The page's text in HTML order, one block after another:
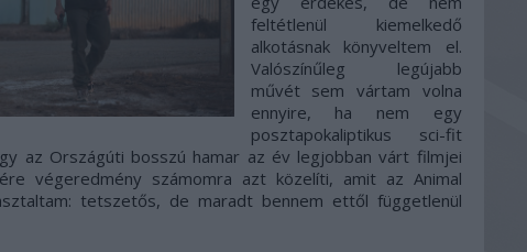
feltétlenül kiemelkedő
alkotásnak könyveltem el.
Valószínűleg legújabb
művét sem vártam volna
ennyire, ha nem egy
posztapokaliptikus sci-fit
az Országúti bosszú hamar az év legjobban várt filmjei
végeredmény számomra azt közelíti, amit az Animal
tetszetős, de maradt bennem ettől függetlenül